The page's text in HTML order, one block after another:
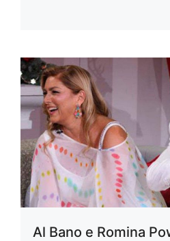
Al Bano e Romina